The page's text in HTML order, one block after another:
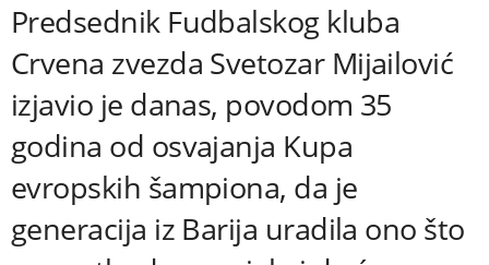
Predsednik Fudbalskog kluba
Crvena zvezda Svetozar Mijailović
izjavio je danas, povodom 35
godina od osvajanja Kupa
evropskih šampiona, da je
generacija iz Barija uradila ono što